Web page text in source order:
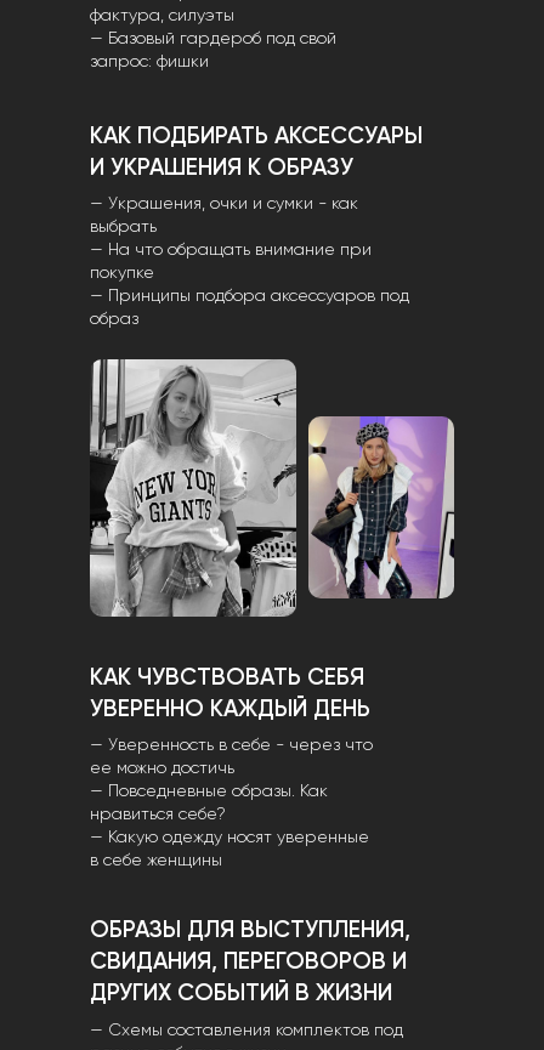
фактура, силуэты
— Базовый гардероб под свой
запрос: фишки
КАК ПОДБИРАТЬ АКСЕССУАРЫ
И УКРАШЕНИЯ К ОБРАЗУ
— Украшения, очки и сумки - как
выбрать
— На что обращать внимание при
покупке
— Принципы подбора аксессуаров под
образ
КАК ЧУВСТВОВАТЬ СЕБЯ
УВЕРЕННО КАЖДЫЙ ДЕНЬ
— Уверенность в себе - через что
ее можно достичь
— Повседневные образы. Как
нравиться себе?
— Какую одежду носят уверенные
в себе женщины
ОБРАЗЫ ДЛЯ ВЫСТУПЛЕНИЯ,
СВИДАНИЯ, ПЕРЕГОВОРОВ И
ДРУГИХ СОБЫТИЙ В ЖИЗНИ
— Схемы составления комплектов под